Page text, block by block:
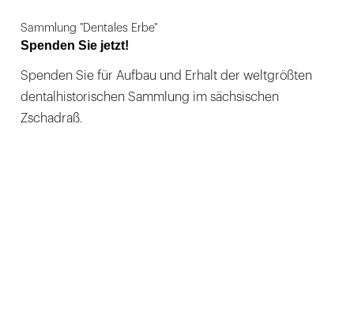
Sammlung "Dentales Erbe"
Spenden Sie jetzt!
Spenden Sie für Aufbau und Erhalt der weltgrößten
dentalhistorischen Sammlung im sächsischen
Zschadraß.